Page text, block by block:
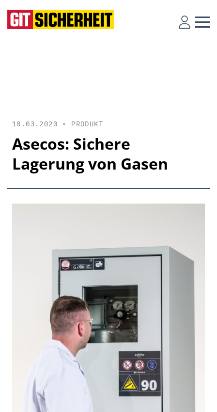
10.03.2020 • PRODUKT
Asecos: Sichere
Lagerung von Gasen